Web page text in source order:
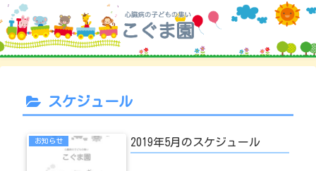
スケジュール
お知らせ 2019年5月のスケジュール